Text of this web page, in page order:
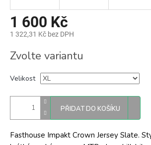
1 600 Kč
1 322,31 Kč bez DPH
cena:
Zvolte variantu
Velikost
PŘIDAT DO KOŠÍKU
Fasthouse Impakt Crown Jersey Slate.